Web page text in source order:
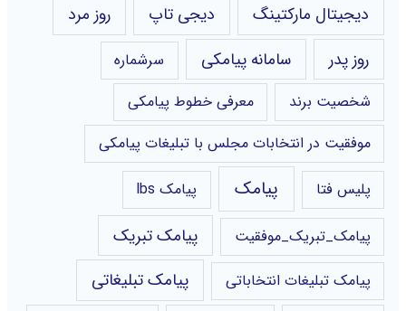
دیجیتال مارکتینگ دیجی تاپ
روز مرد
روز پدر
سامانه پیامکی
سرشماره
شخصیت برند
معرفی خطوط پیامکی
موفقیت در انتخابات مجلس با تبلیغات پیامکی
پلیس فتا پیامک پیامک lbs
پیامک_تبریک_موفقیت پیامک تبریک
پیامک تبلیغات انتخاباتی پیامک تبلیغاتی